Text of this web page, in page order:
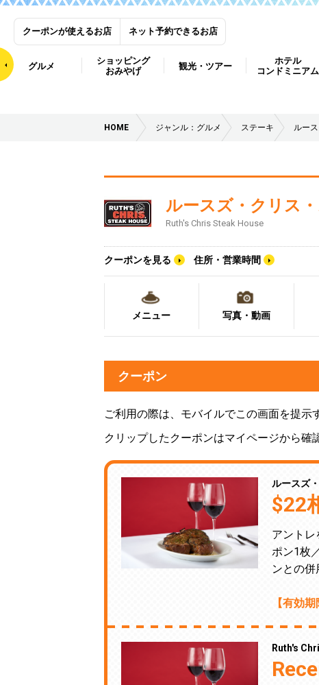
クーポンが使えるお店 ネット予約できるお店
グルメ
ショッピング
おみやげ
観光・ツアー
ホテル
コンドミニアム
HOME ジャンル：グルメ ステーキ ルー
ルースズ・クリス
Ruth's Chris Steak House
クーポンを見る 住所・営業時間
メニュー 写真・動画
クーポン
ご利用の際は、モバイルでこの画面を提示
クリップしたクーポンはマイページから確
ルースズ
$22
アント
ポン1枚
ンとの併
【有効期
Ruth's